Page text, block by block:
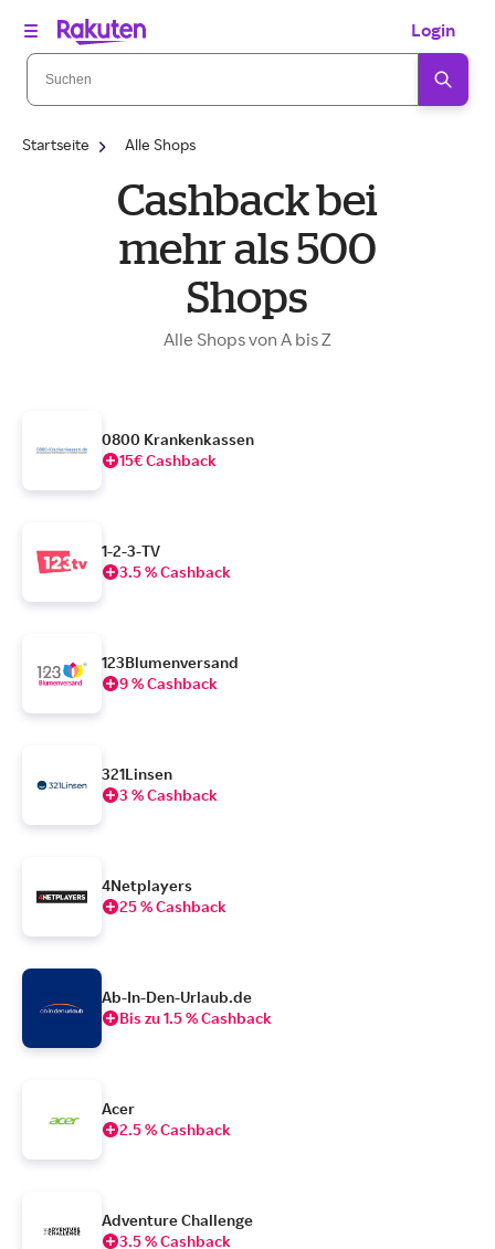
Login
Startseite Alle Shops
Cashback bei
mehr als 500
Shops
Alle Shops von A bis Z
0800 Krankenkassen
15€ Cashback
1-2-3-TV
3.5 % Cashback
123Blumenversand
9 % Cashback
321Linsen
3 % Cashback
4Netplayers
25 % Cashback
Ab-In-Den-Urlaub.de
Bis zu 1.5 % Cashback
Acer
2.5 % Cashback
Adventure Challenge
3.5 % Cashback